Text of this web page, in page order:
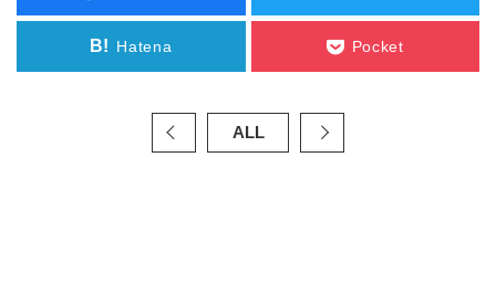
B! Hatena Pocket
ALL